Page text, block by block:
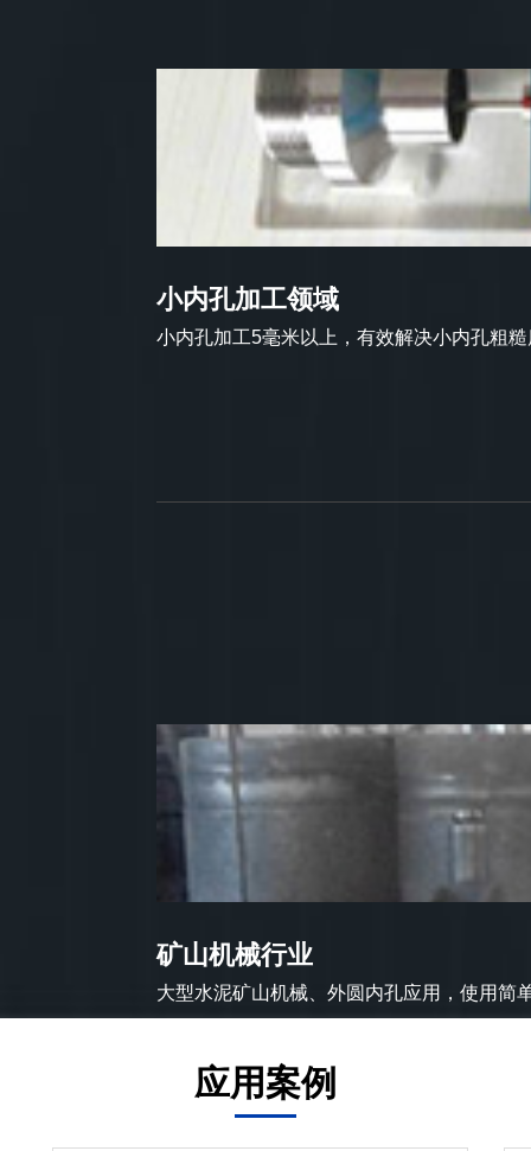
小内孔加工领域
小内孔加工5毫米以上，有效解决小内孔粗
矿山机械行业
大型水泥矿山机械、外圆内孔应用，使用简
应用案例